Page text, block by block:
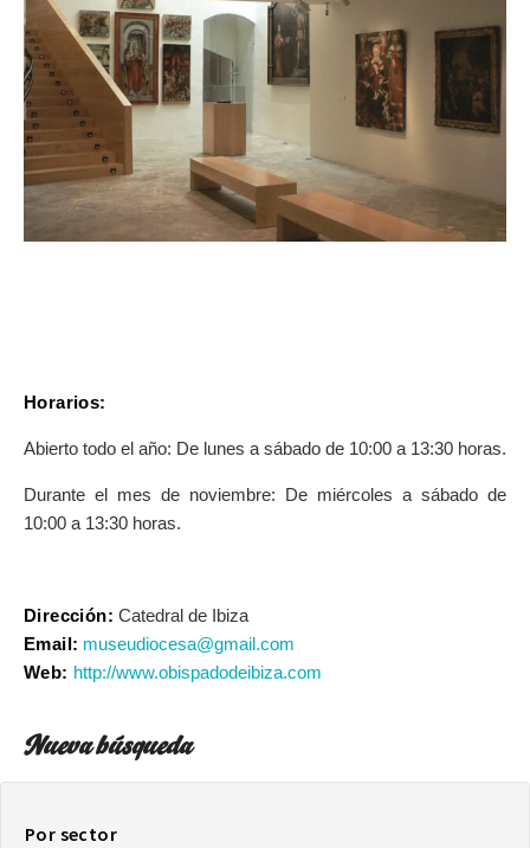
SOBRE EL MAPA
Llega siempre a tu destino
Horarios:
Abierto todo el año: De lunes a sábado de 10:00 a 13:30 horas.
Durante el mes de noviembre: De miércoles a sábado de
10:00 a 13:30 horas.
Dirección: Catedral de Ibiza
Email: museudiocesa@gmail.com
Web: http://www.obispadodeibiza.com
Nueva búsqueda
Por sector